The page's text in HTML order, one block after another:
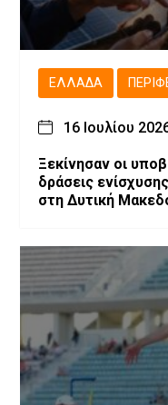
ΕΛΛΆΔΑ
16 Ιουλίου
Ξεκίνησαν οι
δράσεις
στη Δυτική